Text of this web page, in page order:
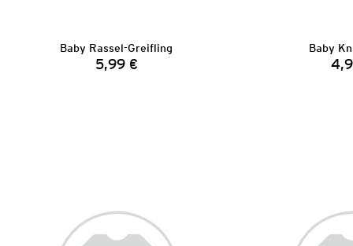
Baby Rassel-Greifling
Preis:
5,99 €
Baby